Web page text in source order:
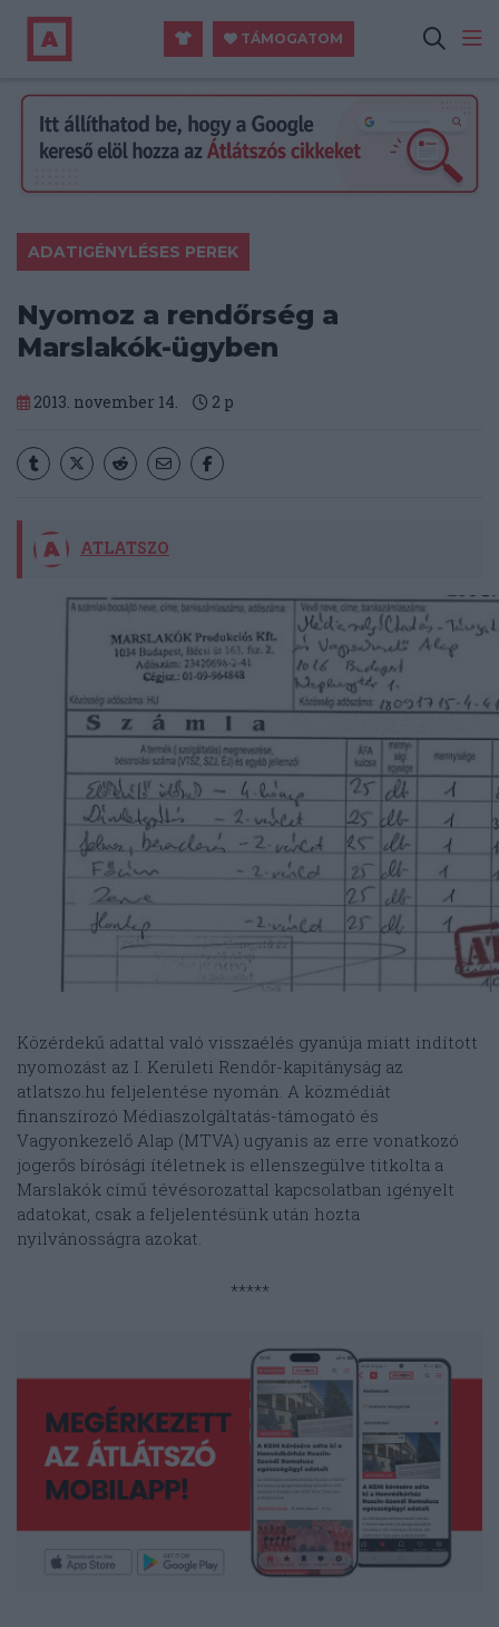
TÁMOGATOM
ADATIGÉNYLÉSES PEREK
Nyomoz a rendőrség a
Marslakók-ügyben
2013. november 14. 2 p
ATLATSZO
Közérdekű adattal való visszaélés gyanúja miatt indított
nyomozást az I. Kerületi Rendőr-kapitányság az
atlatszo.hu feljelentése nyomán. A közmédiát
finanszírozó Médiaszolgáltatás-támogató és
Vagyonkezelő Alap (MTVA) ugyanis az erre vonatkozó
jogerős bírósági ítéletnek is ellenszegülve titkolta a
Marslakók című tévésorozattal kapcsolatban igényelt
adatokat, csak a feljelentésünk után hozta
nyilvánosságra azokat.
*****